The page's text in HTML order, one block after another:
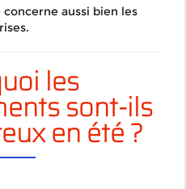
aussi bien les
les
sont-ils
en été ?